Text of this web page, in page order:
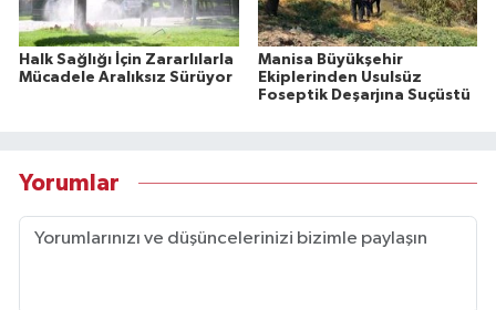
Halk Sağlığı İçin Zararlılarla
Mücadele Aralıksız Sürüyor
Manisa Büyükşehir
Ekiplerinden Usulsüz
Foseptik Deşarjına Suçüstü
Yorumlar